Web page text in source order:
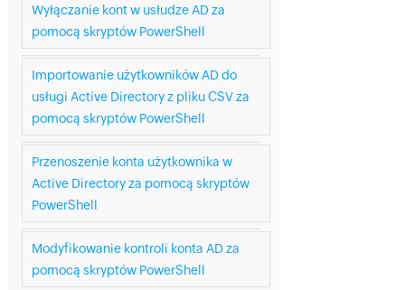
Wyłączanie kont w usłudze AD za
pomocą skryptów PowerShell
Importowanie użytkowników AD do
usługi Active Directory z pliku CSV za
pomocą skryptów PowerShell
Przenoszenie konta użytkownika w
Active Directory za pomocą skryptów
PowerShell
Modyfikowanie kontroli konta AD za
pomocą skryptów PowerShell